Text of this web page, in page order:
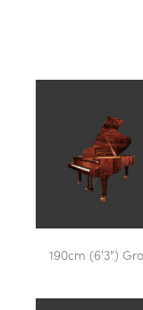
190cm (6'3")